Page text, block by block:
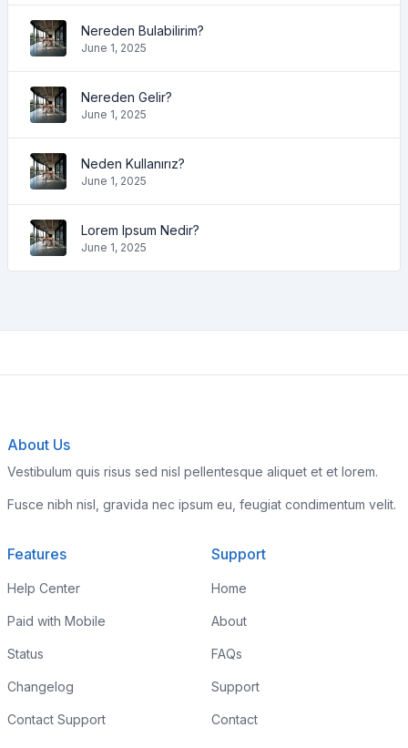
Nereden Bulabilirim?
June 1, 2025
Nereden Gelir?
June 1, 2025
Neden Kullanırız?
June 1, 2025
Lorem Ipsum Nedir?
June 1, 2025
About Us
Vestibulum quis risus sed nisl pellentesque aliquet et et lorem.
Fusce nibh nisl, gravida nec ipsum eu, feugiat condimentum velit.
Features
Help Center
Paid with Mobile
Status
Changelog
Contact Support
Support
Home
About
FAQs
Support
Contact